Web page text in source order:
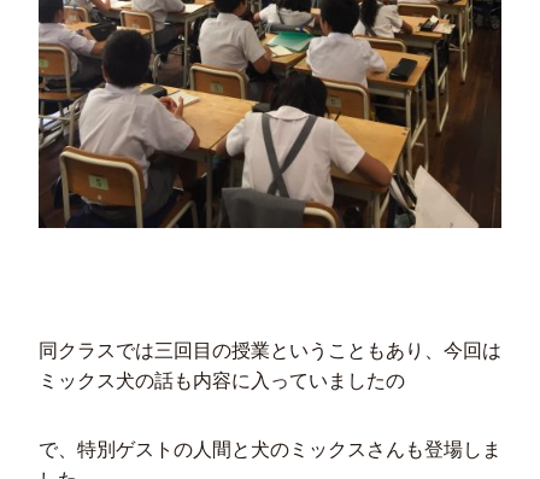
同クラスでは三回目の授業ということもあり、今回は
ミックス犬の話も内容に入っていましたの
で、特別ゲストの人間と犬のミックスさんも登場しま